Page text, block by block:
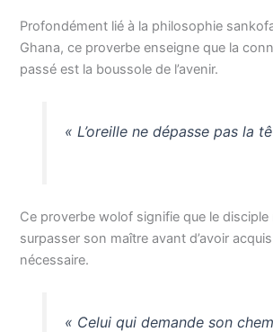
Profondément lié à la philosophie
Ghana, ce proverbe enseigne que la
passé est la boussole de l’avenir.
« L’oreille ne dépasse pas la
Ce proverbe wolof signifie que le disciple
surpasser son maître avant d’avoir
nécessaire.
« Celui qui demande son